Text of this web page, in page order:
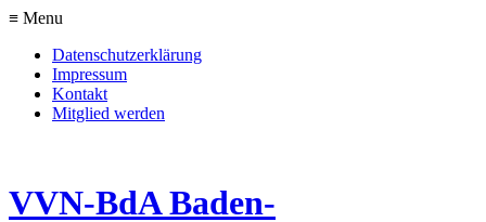
≡ Menu
Datenschutzerklärung
Impressum
Kontakt
Mitglied werden
VVN-BdA Baden-